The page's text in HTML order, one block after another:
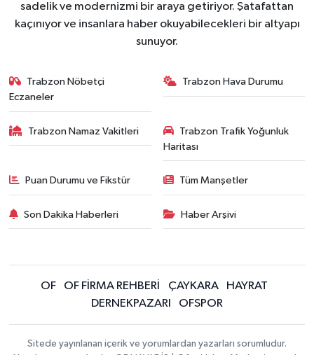
sadelik ve modernizmi bir araya getiriyor. Şatafattan
kaçınıyor ve insanlara haber okuyabilecekleri bir altyapı
sunuyor.
Trabzon Nöbetçi
Eczaneler
Trabzon Hava Durumu
Trabzon Namaz Vakitleri
Trabzon Trafik Yoğunluk
Haritası
Puan Durumu ve Fikstür Tüm Manşetler
Son Dakika Haberleri Haber Arşivi
OF OF FİRMA REHBERİ ÇAYKARA
HAYRAT
DERNEKPAZARI
OFSPOR
Sitede yayınlanan içerik ve yorumlardan yazarları sorumludur.